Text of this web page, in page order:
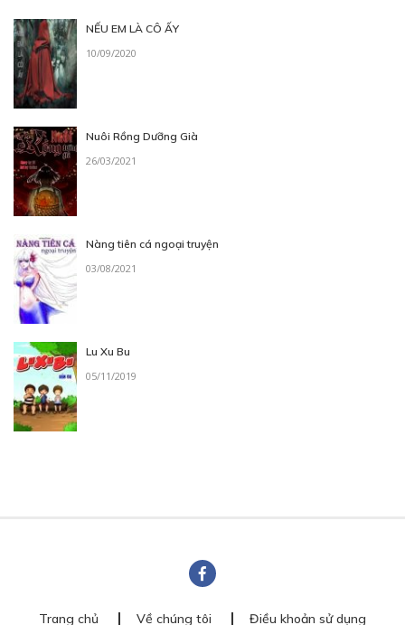
NẾU EM LÀ CÔ ẤY
10/09/2020
Nuôi Rồng Dưỡng Già
26/03/2021
Nàng tiên cá ngoại truyện
03/08/2021
Lu Xu Bu
05/11/2019
Trang chủ Về chúng tôi Điều khoản sử dụng